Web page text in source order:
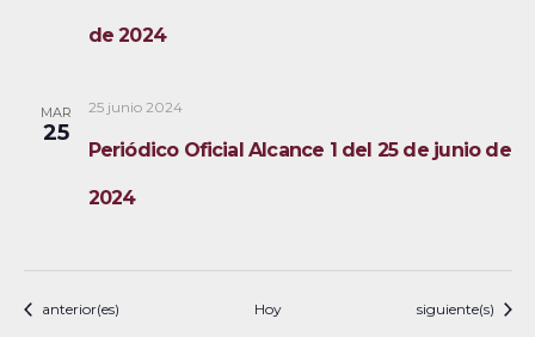
de 2024
MAR
25
Periódico Oficial Alcance 1 del 25 de junio de
2024
25 junio 2024
Eventos
anterior(es) Hoy Eventos
siguiente(s)